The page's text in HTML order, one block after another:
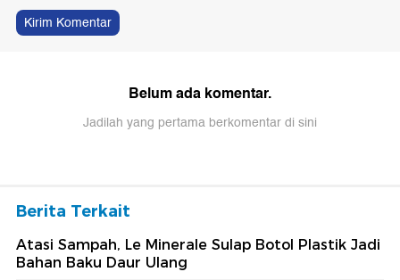
Kirim Komentar
Belum ada komentar.
Jadilah yang pertama berkomentar di sini
Berita Terkait
Atasi Sampah, Le Minerale Sulap Botol Plastik Jadi
Bahan Baku Daur Ulang